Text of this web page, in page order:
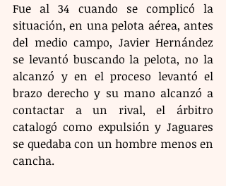
Fue al 34 cuando se complicó la
situación, en una pelota aérea, antes
del medio campo, Javier Hernández
se levantó buscando la pelota, no la
alcanzó y en el proceso levantó el
brazo derecho y su mano alcanzó a
contactar a un rival, el árbitro
catalogó como expulsión y Jaguares
se quedaba con un hombre menos en
cancha.